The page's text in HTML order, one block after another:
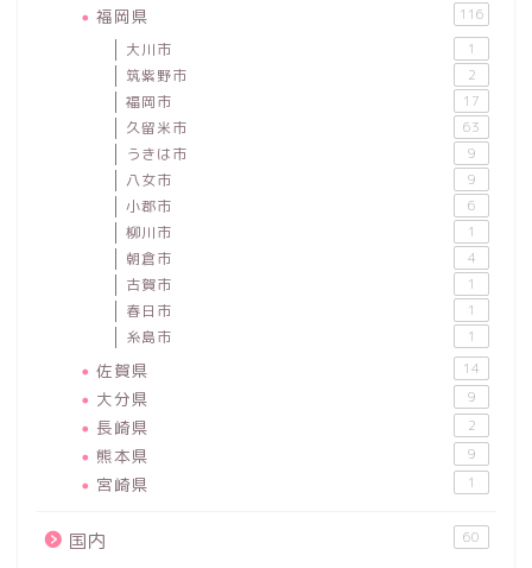
福岡県 116
大川市 1
筑紫野市 2
福岡市 17
久留米市 63
うきは市 9
八女市 9
小郡市 6
柳川市 1
朝倉市 4
古賀市 1
春日市 1
糸島市 1
佐賀県 14
大分県 9
長崎県 2
熊本県 9
宮崎県 1
国内 60